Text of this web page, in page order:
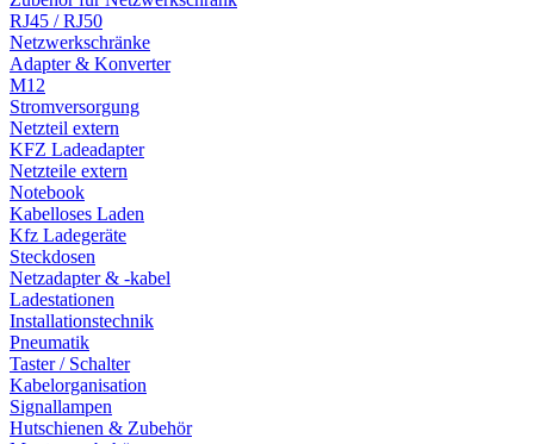
RJ45 / RJ50
Netzwerkschränke
Adapter & Konverter
M12
Stromversorgung
Netzteil extern
KFZ Ladeadapter
Netzteile extern
Notebook
Kabelloses Laden
Kfz Ladegeräte
Steckdosen
Netzadapter & -kabel
Ladestationen
Installationstechnik
Pneumatik
Taster / Schalter
Kabelorganisation
Signallampen
Hutschienen & Zubehör